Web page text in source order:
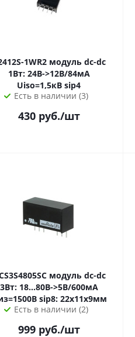
1WR2 модуль dc-dc
1Вт: 24В->12В/84мА
Uiso=1,5кВ sip4
Есть в наличии (3)
430руб./шт
модуль dc-dc
3Вт: 18...80В->5В/600мА
Uиз=1500В sip8: 22х11х9мм
Есть в наличии (2)
999руб./шт